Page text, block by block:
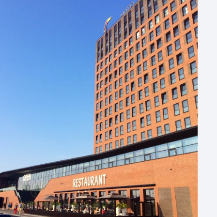
Hotel
Hybride events
Industriële locatie
Kasteel en landgoed